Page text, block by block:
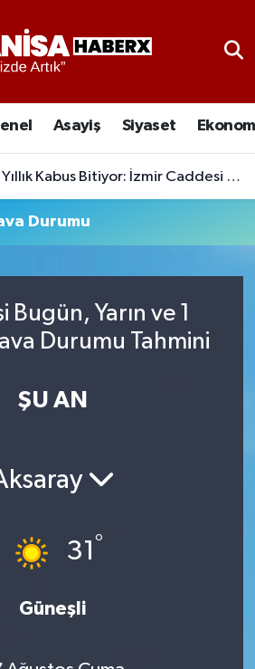
Asayiş Siyaset
İzmir Caddesi ve 8 Havuzu'nda Altyapı Seferberliği Başladı
Durumu
Bugün, Yarın ve 1
Durumu Tahmini
ŞU AN
31 °
Güneşli
Eczaneler